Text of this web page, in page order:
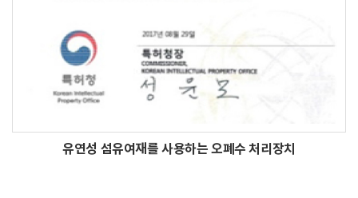
유연성 섬유여재를 사용하는 오폐수 처리장치